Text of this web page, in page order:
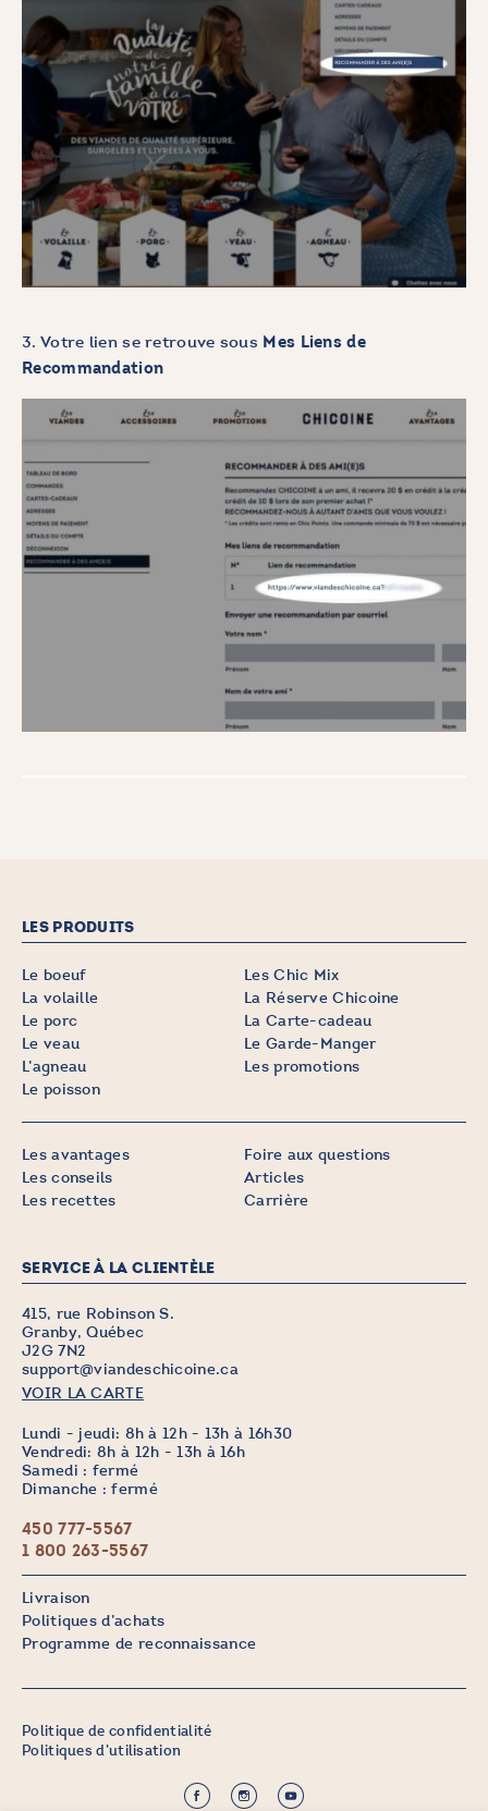
3. Votre lien se retrouve sous Mes Liens de
Recommandation
LES PRODUITS
Le boeuf
La volaille
Le porc
Le veau
L’agneau
Le poisson
Les Chic Mix
La Réserve Chicoine
La Carte-cadeau
Le Garde-Manger
Les promotions
Les avantages
Les conseils
Les recettes
Foire aux questions
Articles
Carrière
SERVICE À LA CLIENTÈLE
415, rue Robinson S.
Granby, Québec
J2G 7N2
support@viandeschicoine.ca
VOIR LA CARTE
Lundi - jeudi: 8h à 12h - 13h à 16h30
Vendredi: 8h à 12h - 13h à 16h
Samedi : fermé
Dimanche : fermé
450 777-5567
1 800 263-5567
Livraison
Politiques d’achats
Programme de reconnaissance
Politique de confidentialité
Politiques d’utilisation